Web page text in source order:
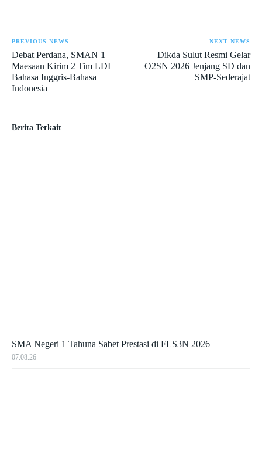
PREVIOUS NEWS
Debat Perdana, SMAN 1
Maesaan Kirim 2 Tim LDI
Bahasa Inggris-Bahasa
Indonesia
NEXT NEWS
Dikda Sulut Resmi Gelar
O2SN 2026 Jenjang SD dan
SMP-Sederajat
Berita Terkait
SMA Negeri 1 Tahuna Sabet Prestasi di FLS3N 2026
07.08.26